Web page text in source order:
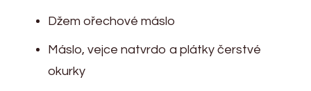
Džem ořechové máslo
Máslo, vejce natvrdo a plátky čerstvé
okurky